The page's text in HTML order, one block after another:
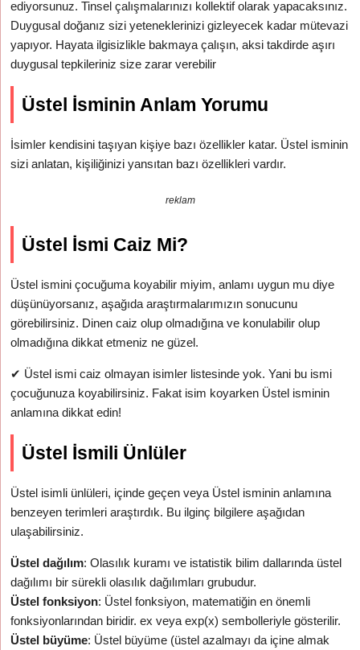
ediyorsunuz. Tinsel çalışmalarınızı kollektif olarak yapacaksınız.
Duygusal doğanız sizi yeteneklerinizi gizleyecek kadar mütevazi
yapıyor. Hayata ilgisizlikle bakmaya çalışın, aksi takdirde aşırı
duygusal tepkileriniz size zarar verebilir
Üstel İsminin Anlam Yorumu
İsimler kendisini taşıyan kişiye bazı özellikler katar. Üstel isminin
sizi anlatan, kişiliğinizi yansıtan bazı özellikleri vardır.
reklam
Üstel İsmi Caiz Mi?
Üstel ismini çocuğuma koyabilir miyim, anlamı uygun mu diye
düşünüyorsanız, aşağıda araştırmalarımızın sonucunu
görebilirsiniz. Dinen caiz olup olmadığına ve konulabilir olup
olmadığına dikkat etmeniz ne güzel.
✔ Üstel ismi caiz olmayan isimler listesinde yok. Yani bu ismi
çocuğunuza koyabilirsiniz. Fakat isim koyarken Üstel isminin
anlamına dikkat edin!
Üstel İsmili Ünlüler
Üstel isimli ünlüleri, içinde geçen veya Üstel isminin anlamına
benzeyen terimleri araştırdık. Bu ilginç bilgilere aşağıdan
ulaşabilirsiniz.
Üstel dağılım: Olasılık kuramı ve istatistik bilim dallarında üstel
dağılımı bir sürekli olasılık dağılımları grubudur.
Üstel fonksiyon: Üstel fonksiyon, matematiğin en önemli
fonksiyonlarından biridir. ex veya exp(x) sembolleriyle gösterilir.
Üstel büyüme: Üstel büyüme (üstel azalmayı da içine almak